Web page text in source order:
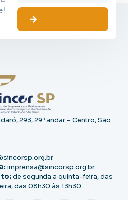
293, 29º andar – Centro, São
imprensa@sincorsp.org.br
de segunda a quinta-feira, das
das 08h30 às 13h30